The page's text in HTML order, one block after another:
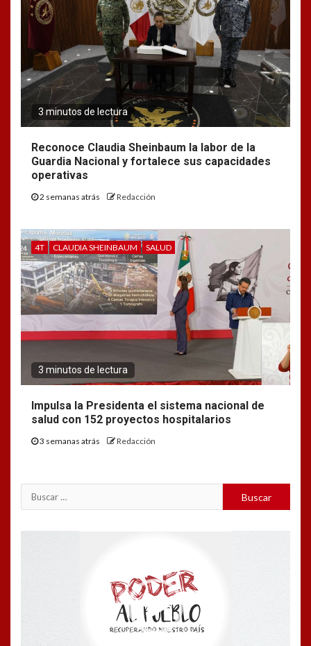
3 minutos de lectura
Reconoce Claudia Sheinbaum la labor de la
Guardia Nacional y fortalece sus capacidades
operativas
2 semanas atrás Redacción
4T CLAUDIA SHEINBAUM SALUD
3 minutos de lectura
Impulsa la Presidenta el sistema nacional de
salud con 152 proyectos hospitalarios
3 semanas atrás Redacción
Buscar: